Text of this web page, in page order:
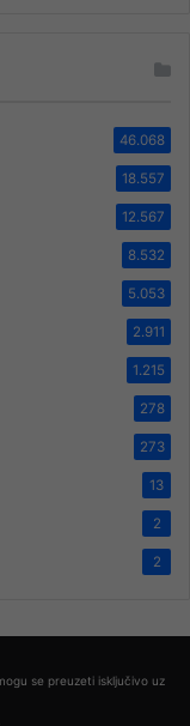
46.068
18.557
12.567
8.532
5.053
2.911
1.215
278
273
13
2
2
se preuzeti isključivo uz